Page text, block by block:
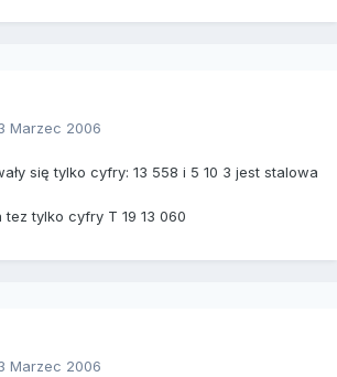
Marzec 2006
się tylko cyfry: 13 558 i 5 10 3 jest stalowa
tylko cyfry T 19 13 060
Marzec 2006